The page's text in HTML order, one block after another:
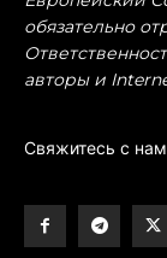
обязательно
авторы и
Свяжитесь с